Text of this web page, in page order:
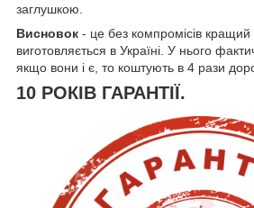
заглушкою.
Висновок - це без компромісів кращий
виготовляється в Україні. У нього
якщо вони і є, то коштують в 4 рази
10 РОКІВ ГАРАНТІЇ.